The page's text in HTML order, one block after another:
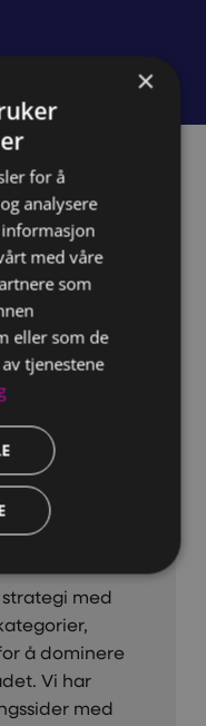
ikke nettsiden
faktisk søkte
mye trafikk
seg flere
ble derfor å
på viktige
salg i
med
å dominere
Vi har
med
×
for å
analysere
med våre
som
eller som de
tjenestene